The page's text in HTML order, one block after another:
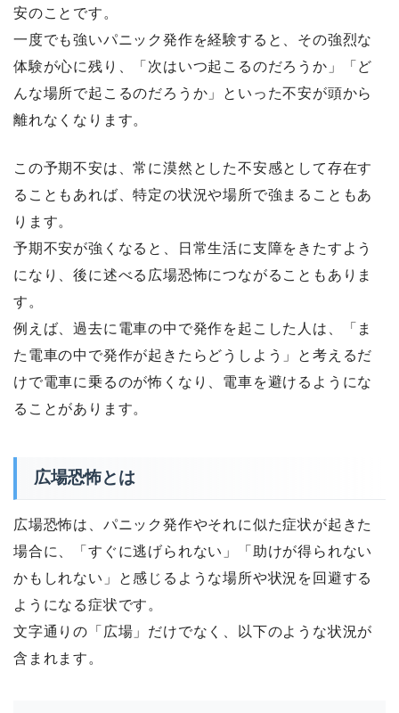
安のことです。
一度でも強いパニック発作を経験すると、その強烈な
体験が心に残り、「次はいつ起こるのだろうか」「ど
んな場所で起こるのだろうか」といった不安が頭から
離れなくなります。
この予期不安は、常に漠然とした不安感として存在す
ることもあれば、特定の状況や場所で強まることもあ
ります。
予期不安が強くなると、日常生活に支障をきたすよう
になり、後に述べる広場恐怖につながることもありま
す。
例えば、過去に電車の中で発作を起こした人は、「ま
た電車の中で発作が起きたらどうしよう」と考えるだ
けで電車に乗るのが怖くなり、電車を避けるようにな
ることがあります。
広場恐怖とは
広場恐怖は、パニック発作やそれに似た症状が起きた
場合に、「すぐに逃げられない」「助けが得られない
かもしれない」と感じるような場所や状況を回避する
ようになる症状です。
文字通りの「広場」だけでなく、以下のような状況が
含まれます。